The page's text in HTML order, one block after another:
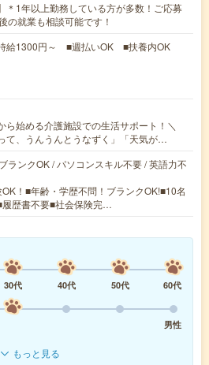
＊1年以上勤務している方が多数！ご応募
の就業も相談可能です！
給1300円～ ■週払いOK ■扶養内OK
ら始める介護施設での生活サポート！＼
て、うんうんとうなずく」「天気が…
ランクOK / パソコンスキル不要 / 英語力不
！■年齢・学歴不問！ブランクOK!■10名
履歴書不要■社会保険完…
30代 40代 50代
60代
男性
もっと見る